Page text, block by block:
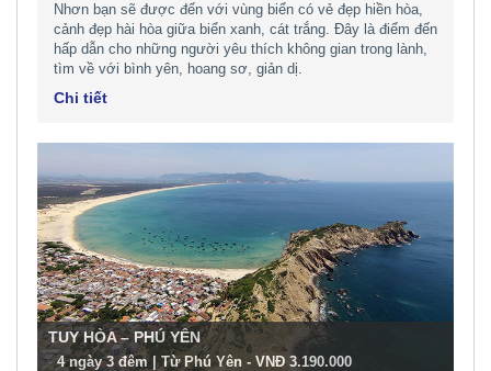
Nhơn bạn sẽ được đến với vùng biển có vẻ đẹp hiền hòa,
cảnh đẹp hài hòa giữa biển xanh, cát trắng. Đây là điểm đến
hấp dẫn cho những người yêu thích không gian trong lành,
tìm về với bình yên, hoang sơ, giản dị.
Chi tiết
TUY HÒA – PHÚ YÊN
-4 ngày 3 đêm | Từ Phú Yên - VNĐ 3.190.000